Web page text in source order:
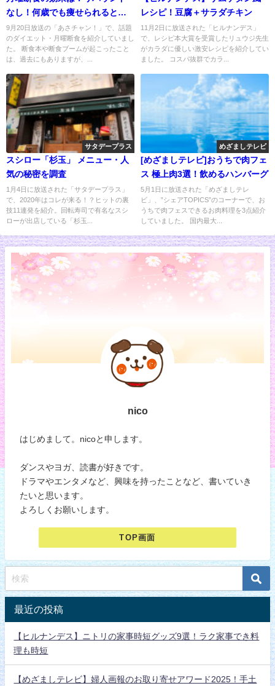
なし！何歳でも痩せられると話
題に
9月20日放送の「あさチャン！」で、話題
のダイエット・月曜断食を紹介していまし
た。 断食本や断食ブームが起こったこと
は、過去にもありますが、...
レシピ！豆腐＋サラダチキン
11月2日に放送された「ヒルナンデス」
で、レシピ本大賞を受賞したリュウジ先生
がカラダに優しい激安レシピを紹介してい
ました。 コスパ抜群でカラ...
サタデープラス
スシロー「杉玉」 メニュー・人
気の秘密を調査
1月4日に放送された「サタデープラス」
で、2020年はコレが来る！？ヒットの裏
技11連発を紹介。回転寿司で有名なスシ
ローが出店している「杉玉...
めざましテレビ
[めざましテレビ]おうちで肉フェ
ス 極上肉3選！飲めるハンバーグ
5月1日に放送された「めざましテレ
ビ」、”シェアTOPICS”のコーナーで、お
うちで肉フェスできるお肉料理を3点紹介
していました。 国内最大...
nico
はじめまして。nicoと申します。
ダンスやヨガ、読書が好きです。
ドラマやエンタメなど、興味を持ったことなど、書いていき
たいと思います。
よろしくお願いします。
TOP画面
最近の投稿
【ヒルナンデス】ニトリの家事時短グッズ9選！ラク家事でき料
理も時短
【めざましテレビ】婦人画報のお取り寄せアワード2025！手土